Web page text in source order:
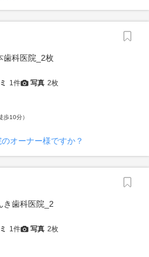
1件 写真 2枚
歩10分）
オーナー様ですか？
1件 写真 2枚